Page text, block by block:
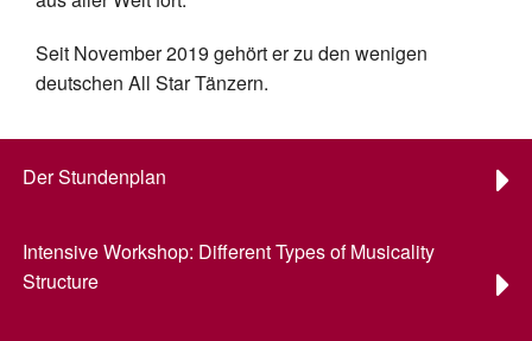
Seit November 2019 gehört er zu den wenigen
deutschen All Star Tänzern.
Der Stundenplan
Intensive Workshop: Different Types of Musicality
Structure